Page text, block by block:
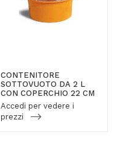
CONTENITORE
SOTTOVUOTO DA 2 L
CON COPERCHIO 22 CM
Accedi per vedere i
prezzi